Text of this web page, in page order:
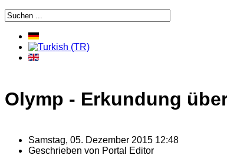
Olymp - Erkundung
Samstag, 05. Dezember 2015 12:48
Geschrieben von Portal Editor